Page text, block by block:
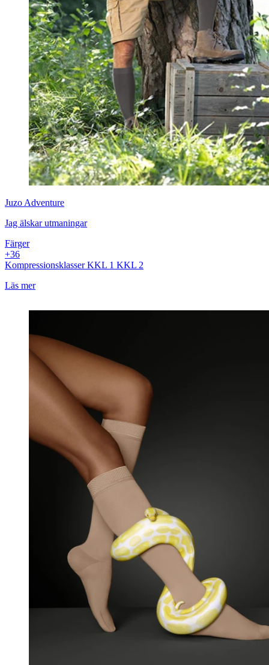
Juzo Adventure
Jag älskar utmaningar
Färger
+36
KompressionsklasserKKL 1 KKL 2
Läs mer